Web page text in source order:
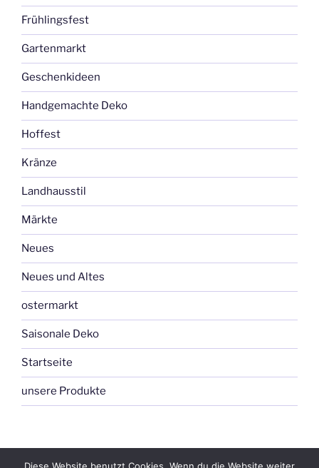
Frühlingsfest
Gartenmarkt
Geschenkideen
Handgemachte Deko
Hoffest
Kränze
Landhausstil
Märkte
Neues
Neues und Altes
ostermarkt
Saisonale Deko
Startseite
unsere Produkte